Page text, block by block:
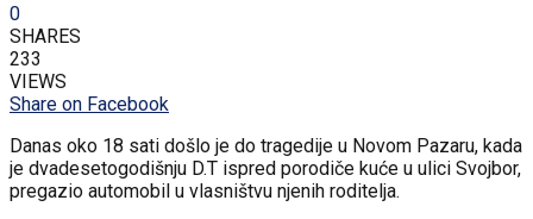
0
SHARES
233
VIEWS
Share on Facebook
Danas oko 18 sati došlo je do tragedije u Novom Pazaru, kada
je dvadesetogodišnju D.T ispred porodiče kuće u ulici Svojbor,
pregazio automobil u vlasništvu njenih roditelja.